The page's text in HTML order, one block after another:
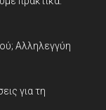
Αλληλεγγύη
για τη